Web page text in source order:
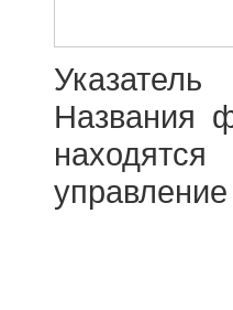
Названия